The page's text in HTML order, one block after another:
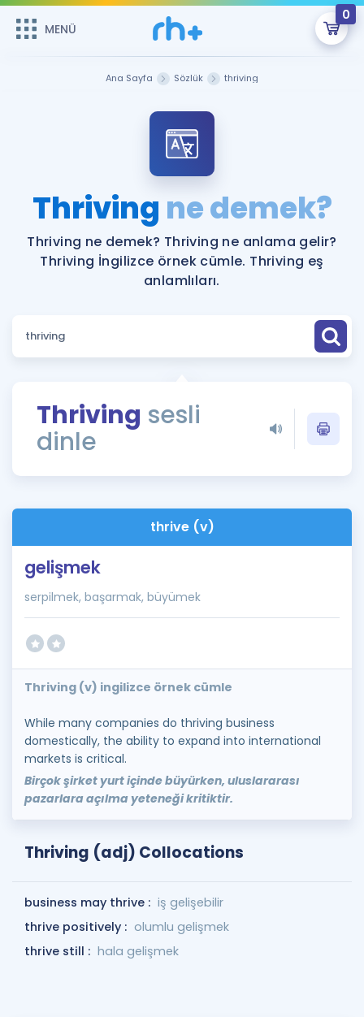
MENÜ
0
Şifremi Hatırlamıyorum
ÜYE DEĞİLİM
Sepetin Şu An Boş.
Remzi Hoca ile seni sınava hazırlayacak onlarca eğitim seni
bekliyor!
MENÜ
Katılımcı Görüşleri
Faydalı Araçlar
Sözlük
Rehberlik Aracı
ÖSYM Sınav Takvimi
İngilizce Gramer
Hakkımızda
Ana Sayfa Sözlük thriving
Thriving ne demek?
Thriving ne demek? Thriving ne anlama gelir?
Thriving İngilizce örnek cümle. Thriving eş
anlamlıları.
Thriving sesli
dinle
thrive (v)
gelişmek
serpilmek, başarmak, büyümek
Thriving (v) ingilizce örnek cümle
While many companies do thriving business
domestically, the ability to expand into international
markets is critical.
Birçok şirket yurt içinde büyürken, uluslararası
pazarlara açılma yeteneği kritiktir.
Thriving (adj) Collocations
business may thrive : iş gelişebilir
thrive positively : olumlu gelişmek
thrive still : hala gelişmek